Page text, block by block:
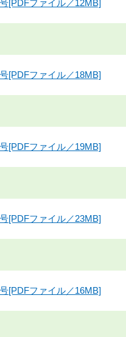
[PDFファイル／12MB]
[PDFファイル／18MB]
[PDFファイル／19MB]
[PDFファイル／23MB]
[PDFファイル／16MB]